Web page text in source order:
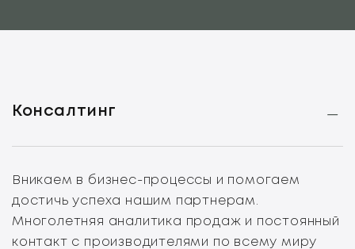
Консалтинг
Вникаем в бизнес-процессы и помогаем
достичь успеха нашим партнерам.
Многолетняя аналитика продаж и постоянный
контакт с производителями по всему миру